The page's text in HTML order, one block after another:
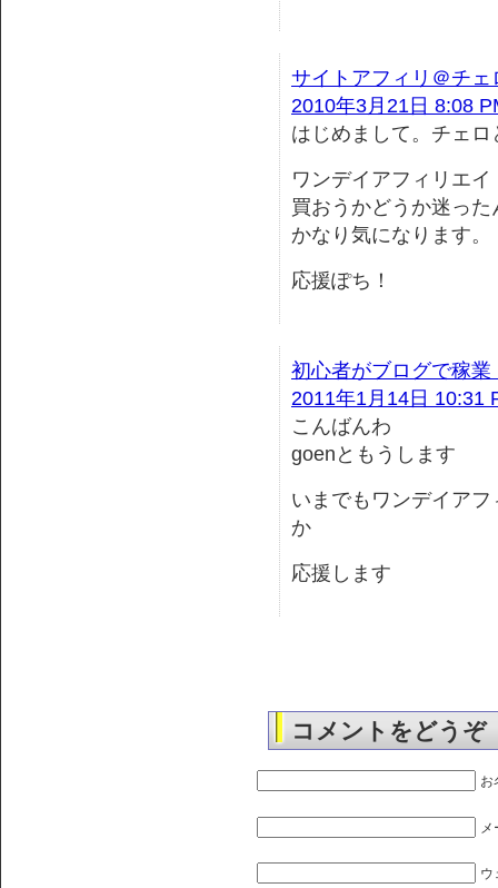
サイトアフィリ＠チェ
2010年3月21日 8:08
はじめまして。チェ
ワンデイアフィリエ
買おうかどうか迷っ
かなり気になります。
応援ぽち！
初心者がブログで稼業
2011年1月14日 10:31
こんばんわ
goenともうします
いまでもワンデイア
か
応援します
コメントをどうぞ
お
ウ